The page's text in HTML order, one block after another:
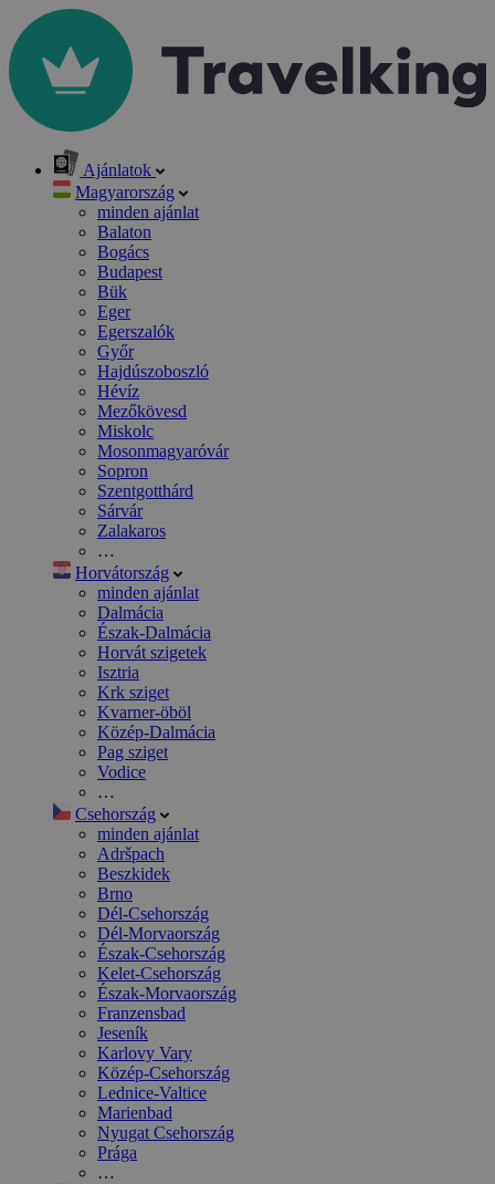
Ajánlatok
Magyarország
minden ajánlat
Balaton
Bogács
Budapest
Bük
Eger
Egerszalók
Győr
Hajdúszoboszló
Hévíz
Mezőkövesd
Miskolc
Mosonmagyaróvár
Sopron
Szentgotthárd
Sárvár
Zalakaros
…
Horvátország
minden ajánlat
Dalmácia
Észak-Dalmácia
Horvát szigetek
Isztria
Krk sziget
Kvarner-öböl
Közép-Dalmácia
Pag sziget
Vodice
…
Csehország
minden ajánlat
Adršpach
Beszkidek
Brno
Dél-Csehország
Dél-Morvaország
Észak-Csehország
Kelet-Csehország
Észak-Morvaország
Franzensbad
Jeseník
Karlovy Vary
Közép-Csehország
Lednice-Valtice
Marienbad
Nyugat Csehország
Prága
…